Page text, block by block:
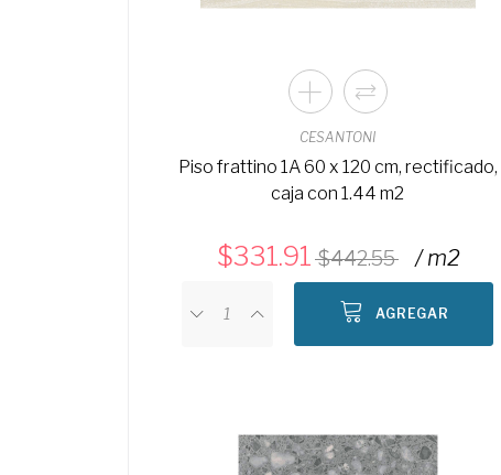
CESANTONI
Piso frattino 1A 60 x 120 cm, rectificado,
caja con 1.44 m2
331.91 442.55 / m2
AGREGAR